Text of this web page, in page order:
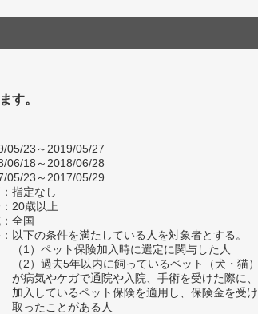
す。
05/23～2019/05/27
06/18～2018/06/28
05/23～2017/05/29
指定なし
20歳以上
全国
以下の条件を満たしている人を対象者とする。
（1）ペット保険加入時に選定に関与した人
（2）過去5年以内に飼っているペット（犬・猫）
が病気やケガで通院や入院、手術を受けた際に、
加入しているペット保険を適用し、保険金を受け
取ったことがある人